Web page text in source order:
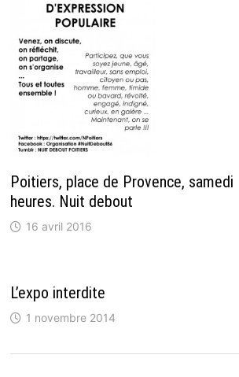
Poitiers, place de Provence, samedi
heures. Nuit debout
16 avril 2016
L’expo interdite
1 novembre 2014